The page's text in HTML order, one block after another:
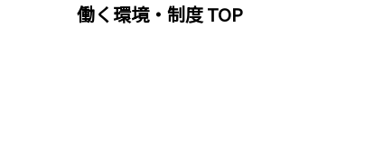
働く環境・制度 TOP